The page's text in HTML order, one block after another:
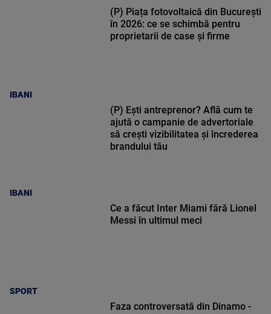
IBANI
(P) Piața fotovoltaică din București
în 2026: ce se schimbă pentru
proprietarii de case și firme
IBANI
(P) Ești antreprenor? Află cum te
ajută o campanie de advertoriale
să crești vizibilitatea și încrederea
brandului tău
SPORT
Ce a făcut Inter Miami fără Lionel
Messi în ultimul meci
Faza controversată din Dinamo -